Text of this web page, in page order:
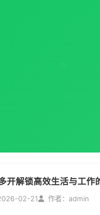
开解锁高效生活与工作
02-21 作者：admin